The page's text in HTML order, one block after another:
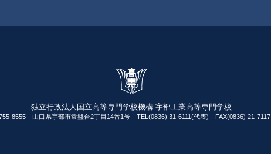
独立行政法人国立高等専門学校機構 宇部工業高等専門学校
8555 山口県宇部市常盤台2丁目14番1号 TEL(0836) 31-6111(代表) FAX(0836) 21-7117